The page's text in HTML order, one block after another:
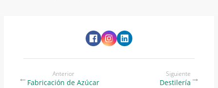
← Anterior
Fabricación de Azúcar →
Siguiente
Destilería